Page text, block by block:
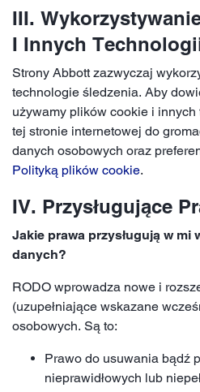
III.
I Innych
Strony Abbott zazwyczaj
technologie śledzenia. Aby
używamy plików cookie i
tej stronie internetowej do
danych osobowych oraz
Polityką plików cookie.
IV. Przysługujące
Jakie prawa przysługują w mi
danych?
RODO wprowadza nowe i
(uzupełniające wskazane
osobowych. Są to:
Prawo do usuwania bądź
nieprawidłowych lub